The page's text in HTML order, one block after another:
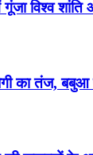
गूंजा विश्व
का तंज, बबुआ